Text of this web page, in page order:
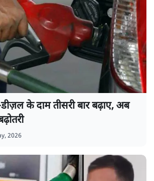
के दाम तीसरी बार बढ़ाए, अब
2026